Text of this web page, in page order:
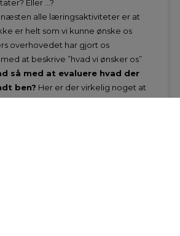
Eller …?
alle læringsaktiviteter er at
er helt som vi kunne ønske os
overhovedet har gjort os
at beskrive ”hvad vi ønsker os”
så med at evaluere hvad der
ben? Her er der virkelig noget at